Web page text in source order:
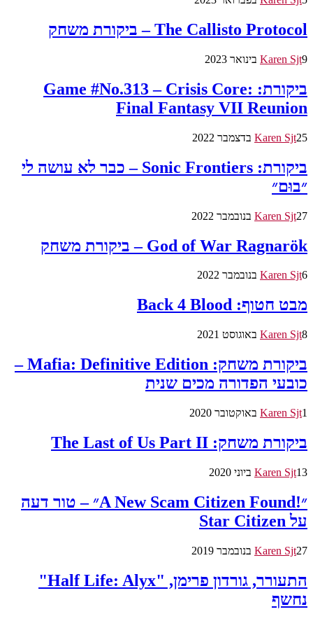
The Callisto Protocol – ביקורת משחק
Karen Sjt9 בינואר 2023
ביקורת: Game #No.313 – Crisis Core:
Final Fantasy VII Reunion
Karen Sjt25 בדצמבר 2022
ביקורת: Sonic Frontiers – כבר לא עושה לי
״בוּם״
Karen Sjt27 בנובמבר 2022
God of War Ragnarök – ביקורת משחק
Karen Sjt6 בנובמבר 2022
מבט חטוף: Back 4 Blood
Karen Sjt8 באוגוסט 2021
ביקורת משחק: Mafia: Definitive Edition –
כובעי הפדורה מכים שנית
Karen Sjt1 באוקטובר 2020
ביקורת משחק: The Last of Us Part II
Karen Sjt13 ביוני 2020
״!A New Scam Citizen Found״ – טור דעה
על Star Citizen
Karen Sjt27 בנובמבר 2019
התעורר, גורדון פרימן, "Half Life: Alyx"
נחשף